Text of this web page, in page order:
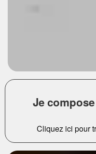
Je
Cliquez ici pour